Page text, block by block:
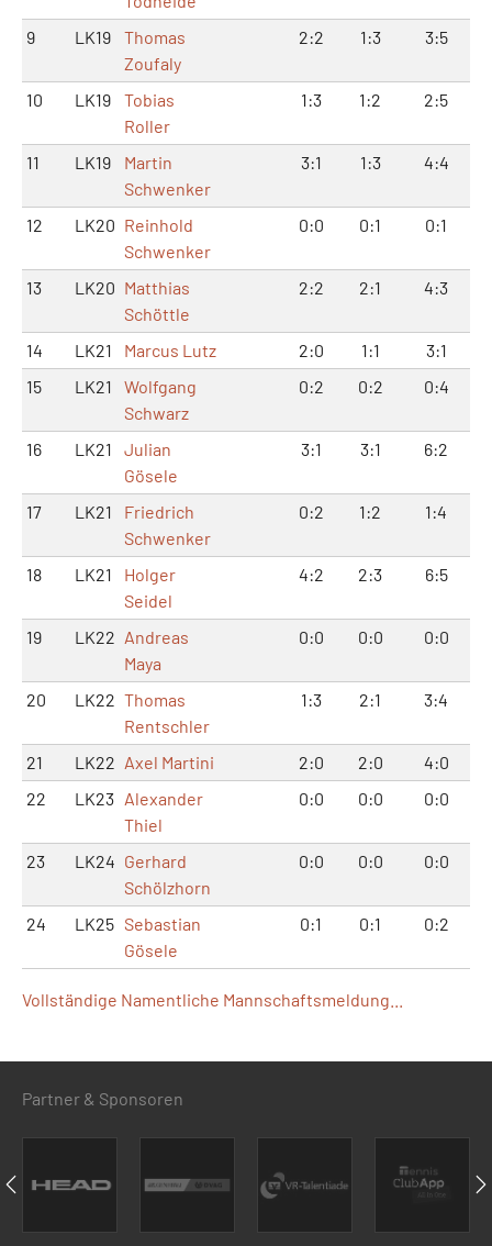
9
LK19
Thomas
Zoufaly
2:2 1:3 3:5
10 LK19
Tobias
Roller
1:3 1:2 2:5
11 LK19
Martin
Schwenker
3:1 1:3 4:4
12 LK20 Reinhold
Schwenker
0:0 0:1 0:1
13 LK20 Matthias
Schöttle
2:2 2:1 4:3
14 LK21 Marcus Lutz 2:0 1:1
3:1
15
LK21
Wolfgang
Schwarz
0:2 0:2 0:4
16 LK21
Julian
Gösele
3:1 3:1 6:2
17 LK21
Friedrich
Schwenker
0:2 1:2 1:4
18 LK21
Holger
Seidel
4:2 2:3 6:5
19 LK22 Andreas
Maya
0:0 0:0 0:0
20 LK22 Thomas
Rentschler
1:3 2:1 3:4
21 LK22 Axel Martini 2:0 2:0
4:0
22
LK23 Alexander
Thiel
0:0 0:0 0:0
23 LK24 Gerhard
Schölzhorn
0:0 0:0 0:0
24 LK25 Sebastian
Gösele
0:1 0:1 0:2
Vollständige Namentliche Mannschaftsmeldung...
Partner & Sponsoren